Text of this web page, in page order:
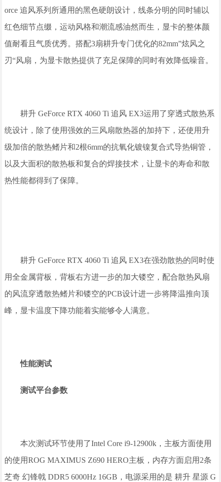
orce 追风系列所通用的黑色硬朗设计，线条分明的同时辅以
红色细节点缀，运动风格和潮流感油然而生，显卡的整体颜
值耐看且气质优秀。搭配3扇耕升专门优化的82mm”炫风之
刃“风扇，为显卡散热提供了充足保障的同时有效降低噪音。
耕升 GeForce RTX 4060 Ti 追风 EX3运用了穿透式散热系
统设计，除了使用强效的三风扇散热器的加持下，还使用升
级加倍的散热鳍片和2根6mm的抗氧化镀镍复合式导热铜管，
以及大面积的散热板和复合的焊接技术，让显卡的寿命和散
热性能都得到了保障。
耕升 GeForce RTX 4060 Ti 追风 EX3在强劲散热的同时使
用全金属背板，背板右方进一步的加大镂空，配合散热风扇
的风流穿透散热鳍片和镂空的PCB设计进一步将降温推向顶
峰，显卡温度下降功能着实能够令人满意。
性能测试
测试平台参数
本次测试环节使用了Intel Core i9-12900k，主板方面使用
的使用ROG MAXIMUS Z690 HERO主板，内存方面启用2条
芝奇 幻锋戟 DDR5 6000Hz 16GB，电源采用的是 耕升 星源 G